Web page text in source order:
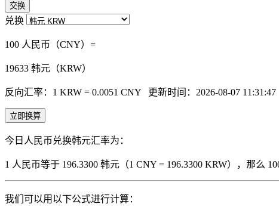
交换
兑换
100 人民币（CNY）=
19633 韩元（KRW）
反向汇率：1 KRW = 0.0051 CNY 更新时间：2026-08-07 11:31:47
立即换算
今日人民币兑换韩元汇率为：
1 人民币等于 196.3300 韩元（1 CNY = 196.3300 KRW），那么
我们可以用以下公式进行计算：